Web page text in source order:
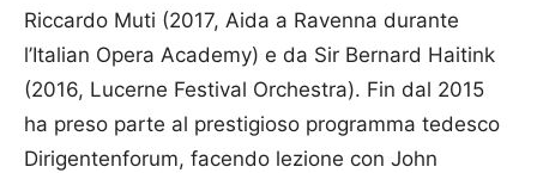
Riccardo Muti (2017, Aida a Ravenna durante
l’Italian Opera Academy) e da Sir Bernard Haitink
(2016, Lucerne Festival Orchestra). Fin dal 2015
ha preso parte al prestigioso programma tedesco
Dirigentenforum, facendo lezione con John